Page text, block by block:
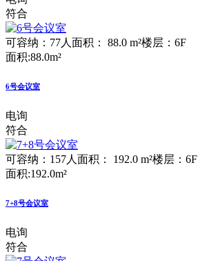
符合
可容纳：77人 面积： 88.0 m²楼层：6F
面积:88.0m²
6号会议室
电询
符合
可容纳：157人 面积： 192.0 m²楼层：6F
面积:192.0m²
7+8号会议室
电询
符合